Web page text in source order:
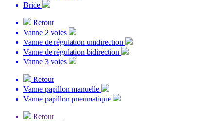
Bride
Retour
Vanne 2 voies
Vanne de régulation unidirection
Vanne de régulation bidirection
Vanne 3 voies
Retour
Vanne papillon manuelle
Vanne papillon pneumatique
Retour